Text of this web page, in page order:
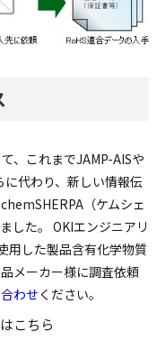
、これまでJAMP-AISや
代わり、新しい情報伝
（ケムシェ
した。 OKIエンジニアリ
用した製品含有化学物質
メーカー様に調査依頼
わせ ください。
こちら